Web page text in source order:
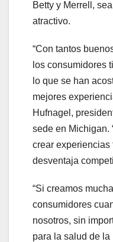
Betty y Merrell,
atractivo.
“Con tantos
los consumidores
lo que se han
mejores
Hufnagel,
sede en Michigan.
crear experiencias
desventaja
“Si creamos
consumidores
nosotros, sin
para la salud de la